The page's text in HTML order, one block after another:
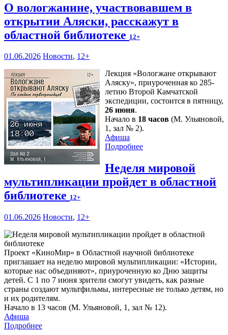
О вологжанине, участвовавшем в
открытии Аляски, расскажут в
областной библиотеке 12+
01.06.2026 Новости, 12+
Лекция «Вологжане открывают
Аляску», приуроченная ко 285-
летию Второй Камчатской
экспедиции, состоится в пятницу,
26 июня.
Начало в 18 часов (М. Ульяновой,
1, зал № 2).
Афиша
Подробнее
Неделя мировой
мультипликации пройдет в областной
библиотеке 12+
01.06.2026 Новости, 12+
Проект «КиноМир» в Областной научной библиотеке
приглашает на неделю мировой мультипликации: «Истории,
которые нас объединяют», приуроченную ко Дню защиты
детей. С 1 по 7 июня зрители смогут увидеть, как разные
страны создают мультфильмы, интересные не только детям, но
и их родителям.
Начало в 13 часов (М. Ульяновой, 1, зал № 12).
Афиша
Подробнее